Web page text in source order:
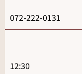
072-222-0131
12:30